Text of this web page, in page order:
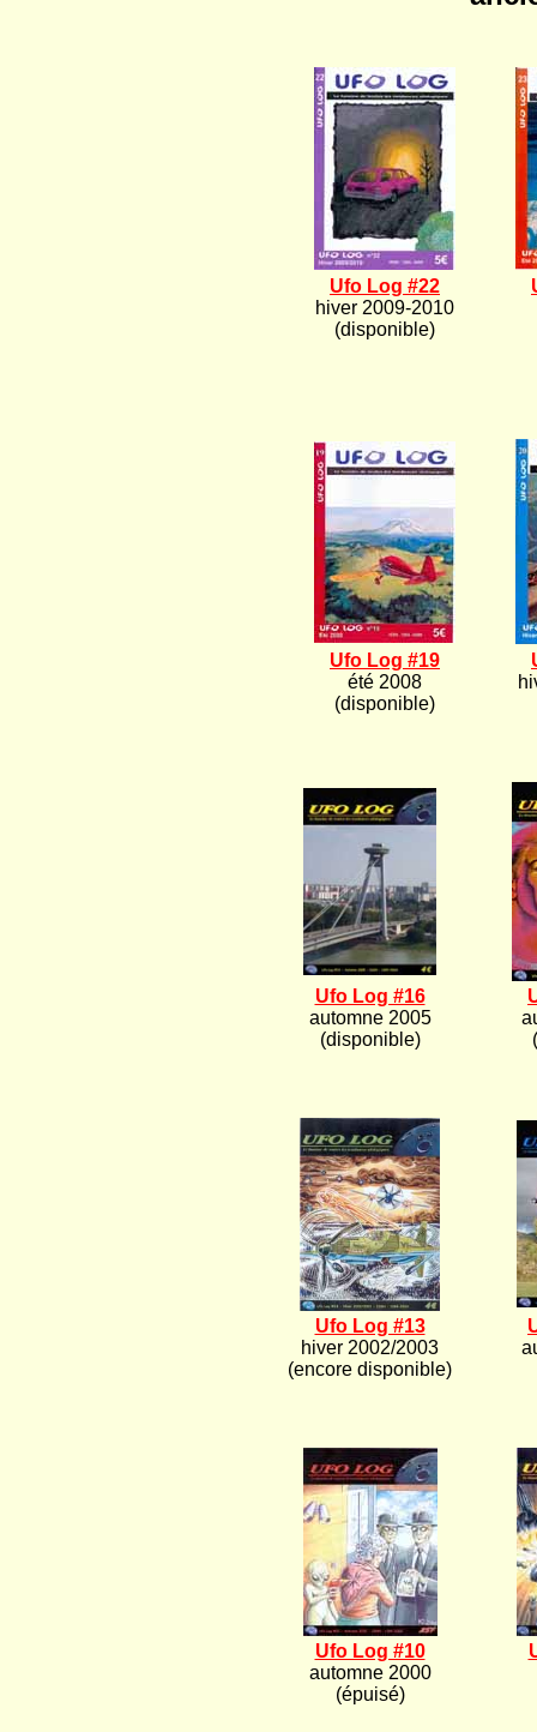
Ufo Log #22
hiver 2009-2010
(disponible)
Ufo Log #19
été 2008
(disponible)
Ufo Log #16
automne 2005
(disponible)
Ufo Log #13
hiver 2002/2003
(encore disponible)
Ufo Log #10
automne 2000
(épuisé)